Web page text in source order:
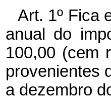
Art. 1º Fica
anual do
100,00 (cem
provenientes
a dezembro